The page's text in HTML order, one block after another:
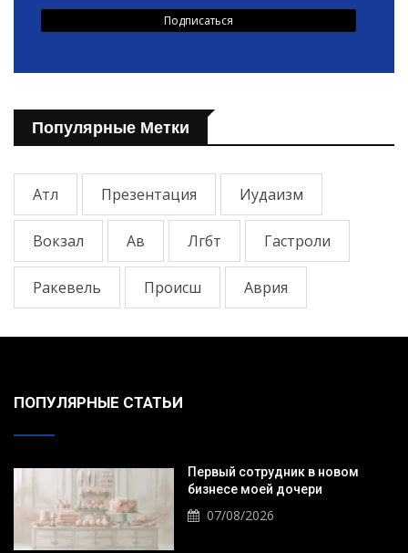
Популярные Метки
Атл Презентация Иудаизм
Вокзал Ав Лгбт Гастроли
Ракевель Происш Аврия
ПОПУЛЯРНЫЕ СТАТЬИ
Первый сотрудник в новом
бизнесе моей дочери
07/08/2026